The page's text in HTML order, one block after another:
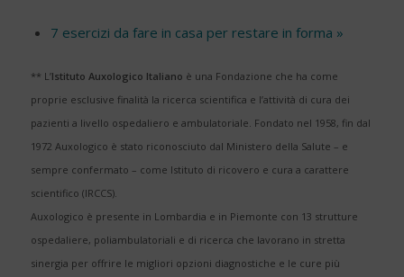
7 esercizi da fare in casa per restare in forma »
** L’Istituto Auxologico Italiano è una Fondazione che ha come
proprie esclusive finalità la ricerca scientifica e l’attività di cura dei
pazienti a livello ospedaliero e ambulatoriale. Fondato nel 1958, fin dal
1972 Auxologico è stato riconosciuto dal Ministero della Salute – e
sempre confermato – come Istituto di ricovero e cura a carattere
scientifico (IRCCS).
Auxologico è presente in Lombardia e in Piemonte con 13 strutture
ospedaliere, poliambulatoriali e di ricerca che lavorano in stretta
sinergia per offrire le migliori opzioni diagnostiche e le cure più